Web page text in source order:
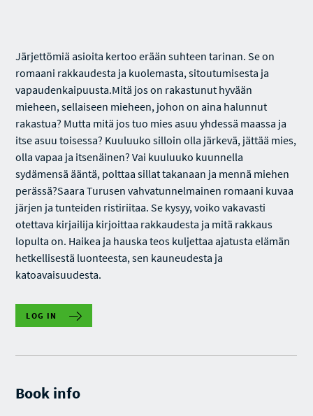
Järjettömiä asioita kertoo erään suhteen tarinan. Se on
romaani rakkaudesta ja kuolemasta, sitoutumisesta ja
vapaudenkaipuusta.Mitä jos on rakastunut hyvään
mieheen, sellaiseen mieheen, johon on aina halunnut
rakastua? Mutta mitä jos tuo mies asuu yhdessä maassa ja
itse asuu toisessa? Kuuluuko silloin olla järkevä, jättää mies,
olla vapaa ja itsenäinen? Vai kuuluuko kuunnella
sydämensä ääntä, polttaa sillat takanaan ja mennä miehen
perässä?Saara Turusen vahvatunnelmainen romaani kuvaa
järjen ja tunteiden ristiriitaa. Se kysyy, voiko vakavasti
otettava kirjailija kirjoittaa rakkaudesta ja mitä rakkaus
lopulta on. Haikea ja hauska teos kuljettaa ajatusta elämän
hetkellisestä luonteesta, sen kauneudesta ja
katoavaisuudesta.
LOG IN
Book info